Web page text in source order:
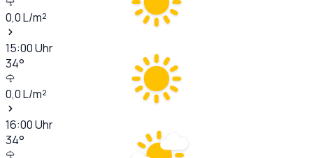
0,0L/m²
15:00Uhr
34°
0,0L/m²
16:00Uhr
34°